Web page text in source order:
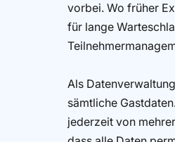
vorbei. Wo früher
für lange
Als
sämtliche
jederzeit von